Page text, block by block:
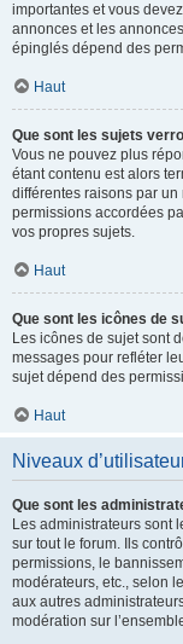
importantes et vous
annonces et les
épinglés dépend des
Haut
Que sont les sujets
Vous ne pouvez plus
étant contenu est alors
différentes raisons par
permissions accordées
vos propres sujets.
Haut
Que sont les icônes de
Les icônes de sujet sont
messages pour refléter
sujet dépend des
Haut
Niveaux
Que sont les
Les administrateurs sont
sur tout le forum. Ils
permissions, le
modérateurs, etc., selon
aux autres
modération sur